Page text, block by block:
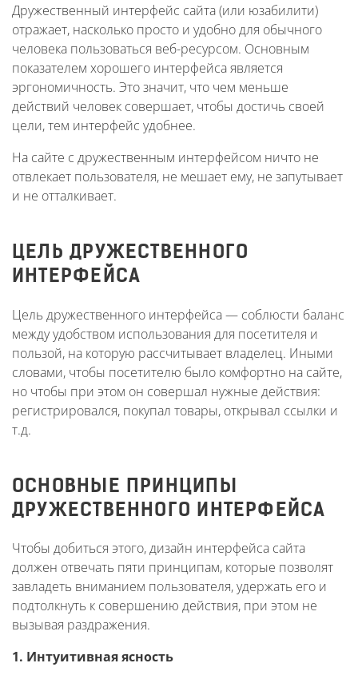
Дружественный интерфейс сайта (или юзабилити)
отражает, насколько просто и удобно для обычного
человека пользоваться веб-ресурсом. Основным
показателем хорошего интерфейса является
эргономичность. Это значит, что чем меньше
действий человек совершает, чтобы достичь своей
цели, тем интерфейс удобнее.
На сайте с дружественным интерфейсом ничто не
отвлекает пользователя, не мешает ему, не запутывает
и не отталкивает.
ЦЕЛЬ ДРУЖЕСТВЕННОГО
ИНТЕРФЕЙСА
Цель дружественного интерфейса — соблюсти баланс
между удобством использования для посетителя и
пользой, на которую рассчитывает владелец. Иными
словами, чтобы посетителю было комфортно на сайте,
но чтобы при этом он совершал нужные действия:
регистрировался, покупал товары, открывал ссылки и
т.д.
ОСНОВНЫЕ ПРИНЦИПЫ
ДРУЖЕСТВЕННОГО ИНТЕРФЕЙСА
Чтобы добиться этого, дизайн интерфейса сайта
должен отвечать пяти принципам, которые позволят
завладеть вниманием пользователя, удержать его и
подтолкнуть к совершению действия, при этом не
вызывая раздражения.
1. Интуитивная ясность